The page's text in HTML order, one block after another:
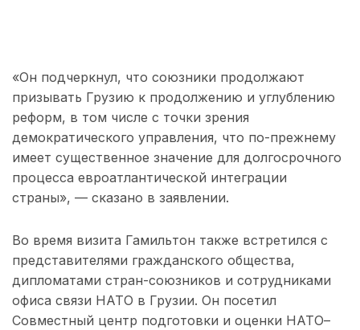
«Он подчеркнул, что союзники продолжают
призывать Грузию к продолжению и углублению
реформ, в том числе с точки зрения
демократического управления, что по-прежнему
имеет существенное значение для долгосрочного
процесса евроатлантической интеграции
страны», — сказано в заявлении.
Во время визита Гамильтон также встретился с
представителями гражданского общества,
дипломатами стран-союзников и сотрудниками
офиса связи НАТО в Грузии. Он посетил
Совместный центр подготовки и оценки НАТО–